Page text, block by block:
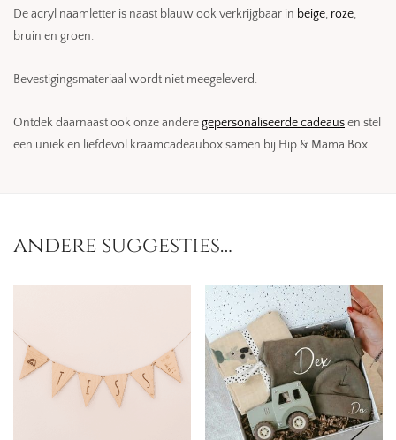
De acryl naamletter is naast blauw ook verkrijgbaar in beige, roze,
bruin en groen.
Bevestigingsmateriaal wordt niet meegeleverd.
Ontdek daarnaast ook onze anderegepersonaliseerde cadeausen stel
een uniek en liefdevol kraamcadeaubox samen bij Hip & Mama Box.
andere suggesties…